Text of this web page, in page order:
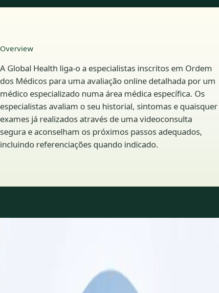
Overview
A Global Health liga-o a especialistas inscritos em Ordem
dos Médicos para uma avaliação online detalhada por um
médico especializado numa área médica específica. Os
especialistas avaliam o seu historial, sintomas e quaisquer
exames já realizados através de uma videoconsulta
segura e aconselham os próximos passos adequados,
incluindo referenciações quando indicado.
disponíveis